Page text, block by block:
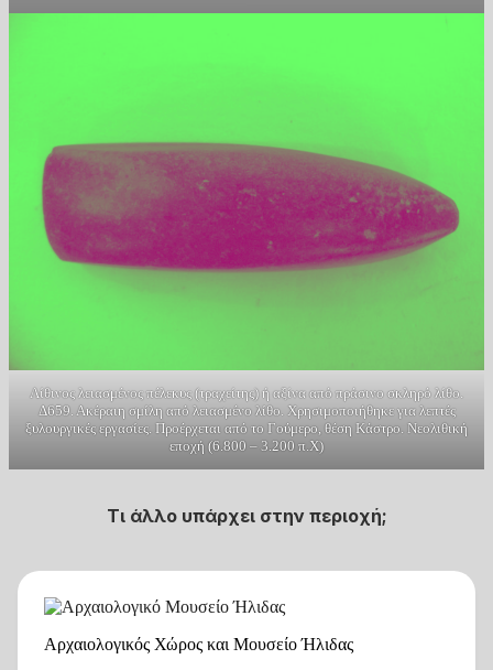
Λίθινος λειασμένος πέλεκυς (τραχείτης) ή αξίνα από πράσινο σκληρό λίθο.
Δ659. Ακέραιη σμίλη από λειασμένο λίθο. Χρησιμοποιήθηκε για λεπτές
ξυλουργικές εργασίες. Προέρχεται από το Γούμερο, θέση Κάστρο. Νεολιθική
εποχή (6.800 – 3.200 π.Χ)
Τι άλλο υπάρχει στην περιοχή;
Αρχαιολογικός Χώρος και Μουσείο Ήλιδας